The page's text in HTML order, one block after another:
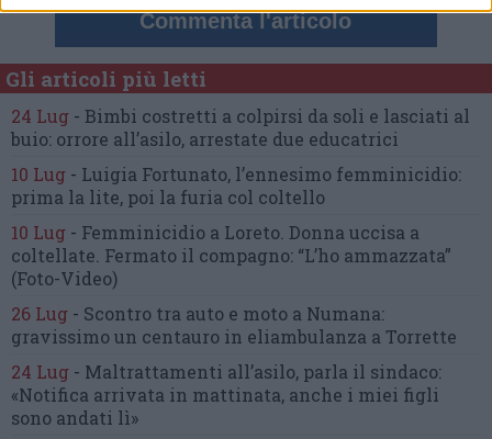
Commenta l'articolo
Gli articoli più letti
24 Lug - Bimbi costretti a colpirsi da soli e lasciati al
buio: orrore all’asilo, arrestate due educatrici
10 Lug - Luigia Fortunato, l’ennesimo femminicidio:
prima la lite, poi la furia col coltello
10 Lug - Femminicidio a Loreto. Donna uccisa a
coltellate. Fermato il compagno: “L’ho ammazzata”
(Foto-Video)
26 Lug - Scontro tra auto e moto a Numana:
gravissimo un centauro in eliambulanza a Torrette
24 Lug - Maltrattamenti all’asilo, parla il sindaco:
«Notifica arrivata in mattinata, anche i miei figli
sono andati lì»